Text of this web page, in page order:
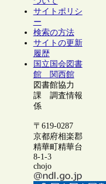
サイトポリシ
ー
検索の方法
サイトの更新
履歴
国立国会図書
館 関西館
図書館協力
課 調査情報
係
〒619-0287
京都府相楽郡
精華町精華台
8-1-3
chojo